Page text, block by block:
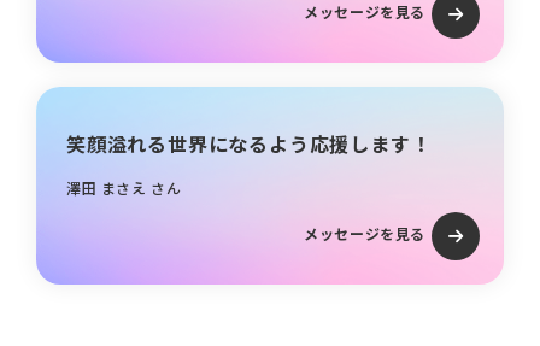
メッセージを見る
笑顔溢れる世界になるよう応援します！
澤田 まさえ さん
メッセージを見る